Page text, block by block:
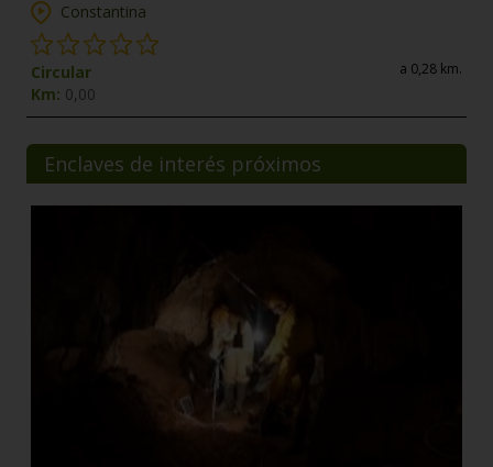
Constantina
Circular
Km: 0,00
a 0,28 km.
Enclaves de interés próximos